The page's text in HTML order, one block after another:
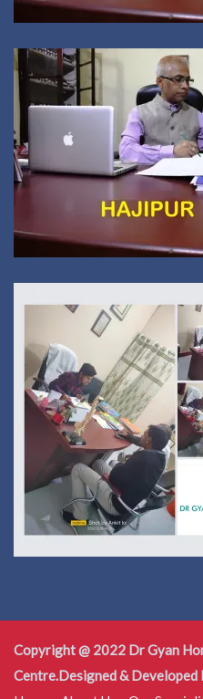
Copyright @ 2022 Dr Gyan
Centre.Designed & Developed